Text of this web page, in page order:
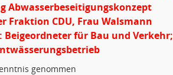
Abwasserbeseitigungskonzept
Fraktion CDU, Frau Walsmann
Beigeordneter für Bau und Verkehr;
genommen